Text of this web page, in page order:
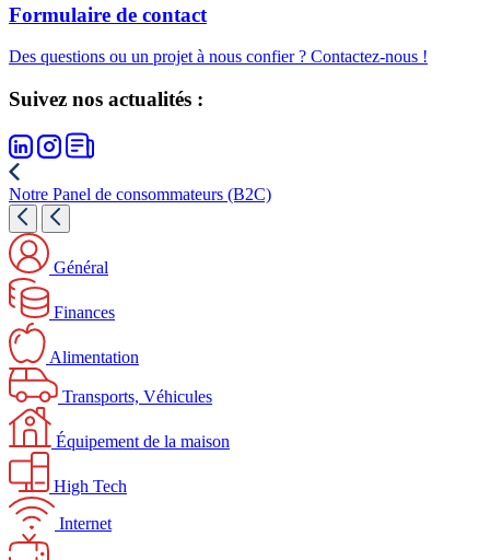
Formulaire de contact
Des questions ou un projet à nous confier ? Contactez-nous !
Suivez nos actualités :
Notre Panel de consommateurs (B2C)
Général
Finances
Alimentation
Transports, Véhicules
Équipement de la maison
High Tech
Internet